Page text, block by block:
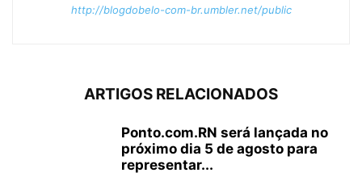
http://blogdobelo-com-br.umbler.net/public
ARTIGOS RELACIONADOS
Ponto.com.RN será lançada no
próximo dia 5 de agosto para
representar...